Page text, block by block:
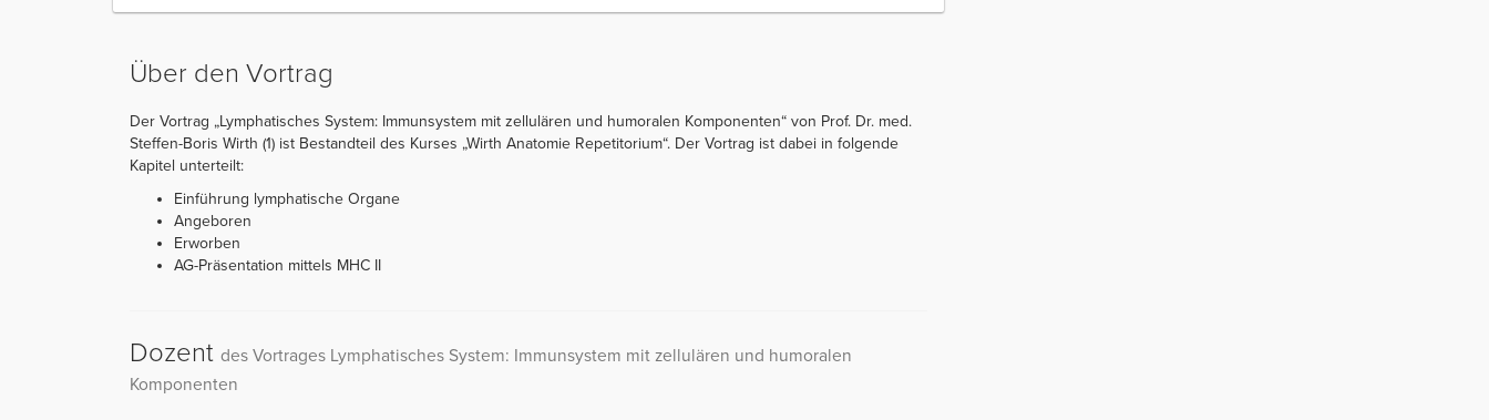
Über den Vortrag
Der Vortrag „Lymphatisches System: Immunsystem mit zellulären und humoralen Komponenten“ von Prof. Dr. med.
Steffen-Boris Wirth (1) ist Bestandteil des Kurses „Wirth Anatomie Repetitorium“. Der Vortrag ist dabei in folgende
Kapitel unterteilt:
Einführung lymphatische Organe
Angeboren
Erworben
AG-Präsentation mittels MHC II
Dozent des Vortrages Lymphatisches System: Immunsystem mit zellulären und humoralen
Komponenten